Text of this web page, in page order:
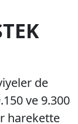
de
ve 9.300
harekette